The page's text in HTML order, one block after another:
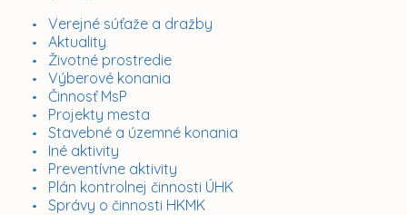
Verejné súťaže a dražby
Aktuality
Životné prostredie
Výberové konania
Činnosť MsP
Projekty mesta
Stavebné a územné konania
Iné aktivity
Preventívne aktivity
Plán kontrolnej činnosti ÚHK
Správy o činnosti HKMK